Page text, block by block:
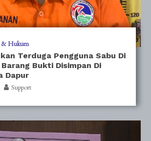
& Hukum
Terduga Pengguna Sabu Di
Bukti Disimpan Di
Dapur
Support